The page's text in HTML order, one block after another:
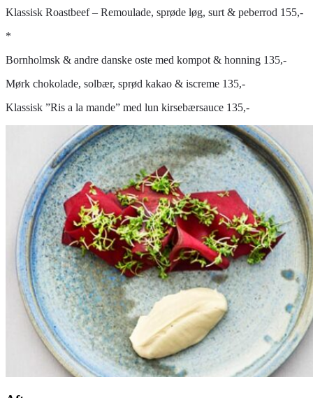
Klassisk Roastbeef – Remoulade, sprøde løg, surt & peberrod 155,-
*
Bornholmsk & andre danske oste med kompot & honning 135,-
Mørk chokolade, solbær, sprød kakao & iscreme 135,-
Klassisk ”Ris a la mande” med lun kirsebærsauce 135,-